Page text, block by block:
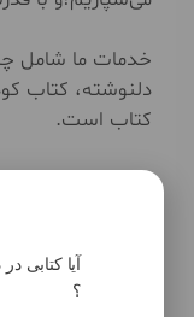
خدمات ما شامل
دلنوشته، کتاب
کتاب است.
انتشارات حوزه
صفحه
آیا کتابی
؟